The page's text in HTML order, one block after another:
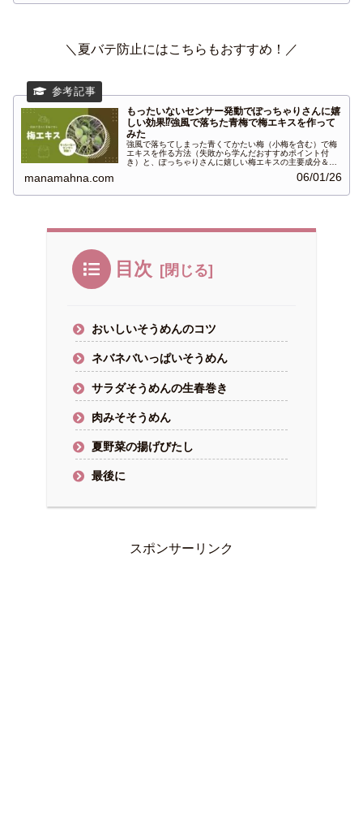
＼夏バテ防止にはこちらもおすすめ！／
もったいないセンサー発動でぽっちゃりさんに嬉
しい効果⁉強風で落ちた青梅で梅エキスを作って
みた
強風で落ちてしまった青くてかたい梅（小梅を含む）で梅
エキスを作る方法（失敗から学んだおすすめポイント付
き）と、ぽっちゃりさんに嬉しい梅エキスの主要成分＆期
manamahna.com 06/01/26
目次
おいしいそうめんのコツ
ネバネバいっぱいそうめん
サラダそうめんの生春巻き
肉みそそうめん
夏野菜の揚げびたし
最後に
スポンサーリンク